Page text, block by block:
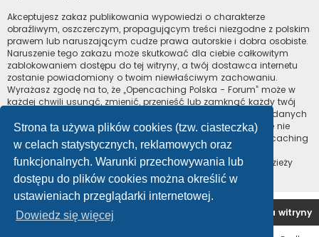
Strona ta używa plików cookies (tzw. ciasteczka)
w celach statystycznych, reklamowych oraz
funkcjonalnych. Warunki przechowywania lub
dostępu do plików cookies można określić w
ustawieniach przeglądarki internetowej.
Dowiedz się więcej
Akceptujesz zakaz publikowania wypowiedzi o charakterze
obraźliwym, oszczerczym, propagującym treści niezgodne z polskim
prawem lub naruszającym cudze prawa autorskie i dobra osobiste.
Naruszenie tego zakazu może skutkować dla ciebie całkowitym
zablokowaniem dostępu do tej witryny, a twój dostawca internetu
zostanie powiadomiony o twoim niewłaściwym zachowaniu.
Wyrażasz zgodę na to, że „Opencaching Polska - Forum” może w
każdej chwili usunąć, zmienić, przenieść lub zamknąć każdy twój
temat, post. Wyrażasz zgodę na zapisywanie wszystkich podanych
przez ciebie informacji w naszej bazie danych. Informacje te nie
będą przekazywane nikomu bez twojej zgody, ale ani „Opencaching
Polska - Forum”, ani phpBB nie ponosi odpowiedzialności za
włamania do witryny, podczas których może dojść do kradzieży
danych.
Forum OC PL Strona główna Usuń ciasteczka witryny